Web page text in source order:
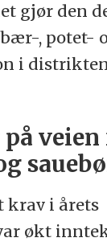
gjør den
, potet-
i
veien
krav i årets
økt